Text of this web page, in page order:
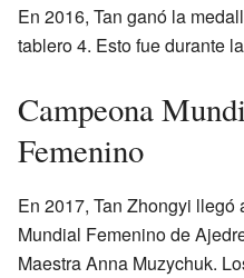
En 2016, Tan ganó la
tablero 4. Esto fue durante
Campeona
Femenino
En 2017, Tan Zhongyi
Mundial Femenino de
Maestra Anna Muzychuk.